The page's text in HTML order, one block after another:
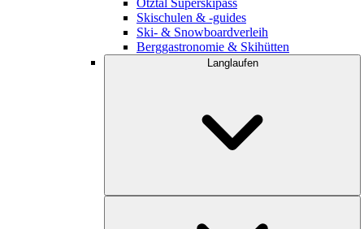
Ötztal Superskipass
Skischulen & -guides
Ski- & Snowboardverleih
Berggastronomie & Skihütten
Langlaufen